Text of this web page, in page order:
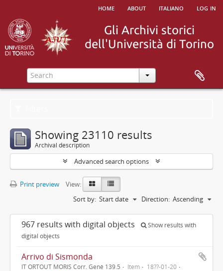
home about italiano log in
Showing 23110 results
Archival description
Advanced search options
Print preview
View:
Sort by: Start date Direction: Ascending
967 results with digital objects
Show results with
digital objects
Arrivo di Sismonda
IT ORTOUT MORIS Corr. Gené 139.5 Item
18??-01-20